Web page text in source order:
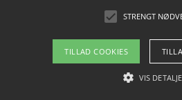
Copyright 2026 -
Om / kontakt
STRENGT
TILLAD COOKIES
VIS